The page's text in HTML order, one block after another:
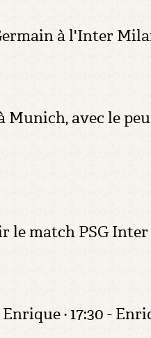
à l'Inter
avec le
le match PSG
· 17:30 -